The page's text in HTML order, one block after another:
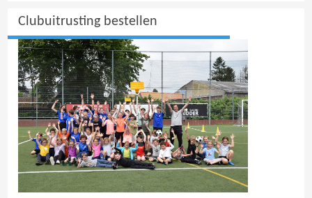
Clubuitrusting bestellen